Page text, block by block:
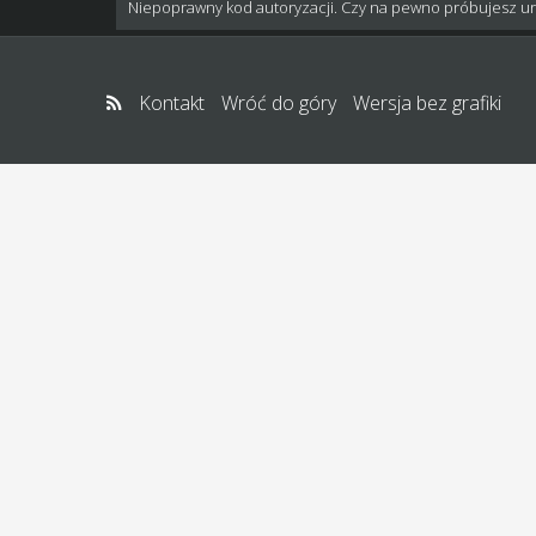
Niepoprawny kod autoryzacji. Czy na pewno próbujesz
Kontakt Wróć do góry Wersja bez grafiki